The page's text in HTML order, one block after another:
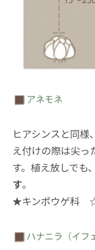
ヒアシンスと同様
え付けの際は尖っ
す。植え放しでも
す。
★キンポウゲ科